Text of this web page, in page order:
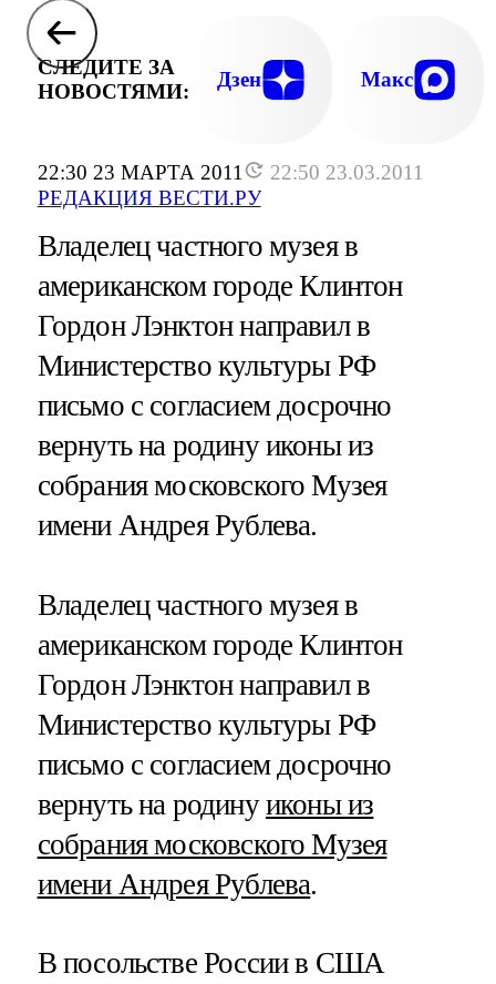
22:30 23 МАРТА 2011
22:50 23.03.2011
РЕДАКЦИЯ ВЕСТИ.РУ
СЛЕДИТЕ ЗА
НОВОСТЯМИ:
Дзен Макс
Владелец частного музея в
американском городе Клинтон
Гордон Лэнктон направил в
Министерство культуры РФ
письмо с согласием досрочно
вернуть на родину иконы из
собрания московского Музея
имени Андрея Рублева.
Владелец частного музея в
американском городе Клинтон
Гордон Лэнктон направил в
Министерство культуры РФ
письмо с согласием досрочно
вернуть на родинуиконы из
собрания московского Музея
имени Андрея Рублева.
В посольстве России в США